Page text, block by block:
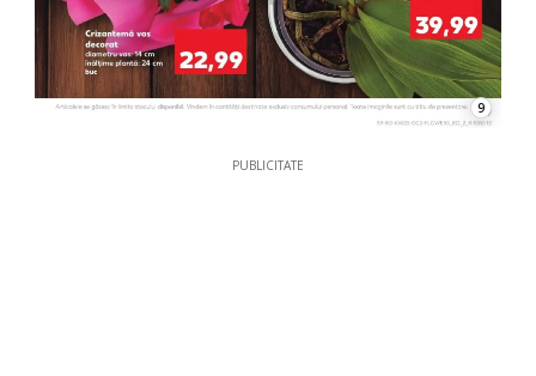
9
PUBLICITATE